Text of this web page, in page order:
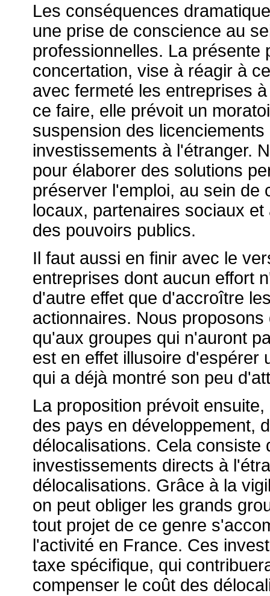
Les conséquences
une prise de conscience au
professionnelles. La présente
concertation, vise à réagir à
avec fermeté les entreprises
ce faire, elle prévoit un
suspension des
investissements à l'étranger.
pour élaborer des solutions
préserver l'emploi, au sein de
locaux, partenaires sociaux
des pouvoirs publics.
Il faut aussi en finir avec le
entreprises dont aucun effort
d'autre effet que d'accroître
actionnaires. Nous
qu'aux groupes qui n'auront
est en effet illusoire d'espérer
qui a déjà montré son peu
La proposition prévoit
des pays en développement,
délocalisations. Cela
investissements directs à
délocalisations. Grâce à la
on peut obliger les grands
tout projet de ce genre
l'activité en France. Ces
taxe spécifique, qui
compenser le coût des